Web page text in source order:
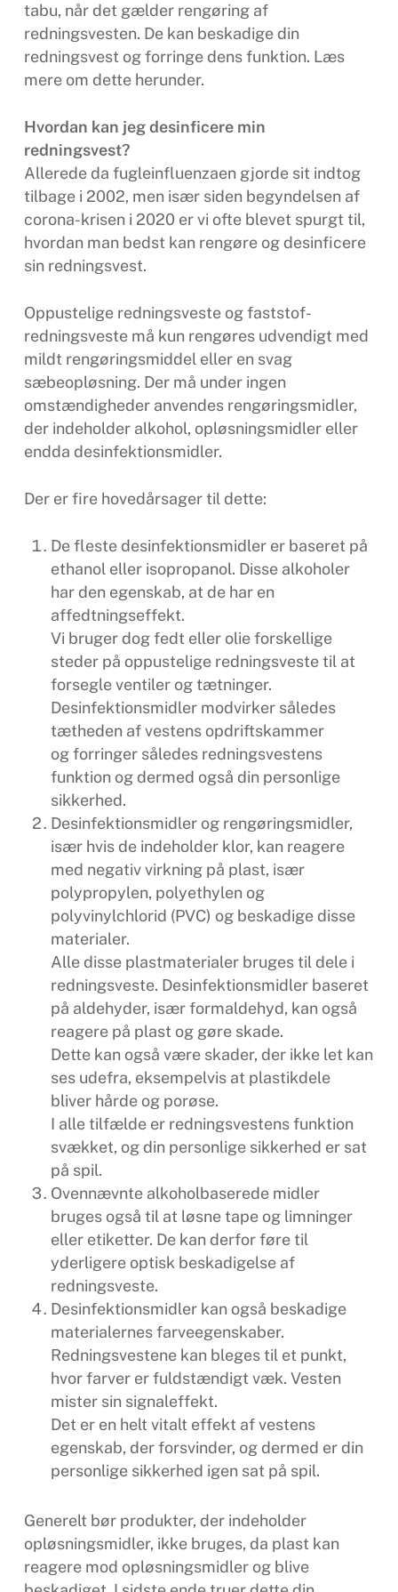
tabu, når det gælder rengøring af
redningsvesten. De kan beskadige din
redningsvest og forringe dens funktion. Læs
mere om dette herunder.
Hvordan kan jeg desinficere min
redningsvest?
Allerede da fugleinfluenzaen gjorde sit indtog
tilbage i 2002, men især siden begyndelsen af ​​
corona-krisen i 2020 er vi ofte blevet spurgt til,
hvordan man bedst kan rengøre og desinficere
sin redningsvest.
Oppustelige redningsveste og faststof-
redningsveste må kun rengøres udvendigt med
mildt rengøringsmiddel eller en svag
sæbeopløsning. Der må under ingen
omstændigheder anvendes rengøringsmidler,
der indeholder alkohol, opløsningsmidler eller
endda desinfektionsmidler.
Der er fire hovedårsager til dette:
De fleste desinfektionsmidler er baseret på
ethanol eller isopropanol. Disse alkoholer
har den egenskab, at de har en
affedtningseffekt.
Vi bruger dog fedt eller olie forskellige
steder på oppustelige redningsveste til at
forsegle ventiler og tætninger.
Desinfektionsmidler modvirker således
tætheden af ​​vestens opdriftskammer
og forringer således redningsvestens
funktion og dermed også din personlige
sikkerhed.
Desinfektionsmidler og rengøringsmidler,
især hvis de indeholder klor, kan reagere
med negativ virkning på plast, især
polypropylen, polyethylen og
polyvinylchlorid (PVC) og beskadige disse
materialer.
Alle disse plastmaterialer bruges til dele i
redningsveste. Desinfektionsmidler baseret
på aldehyder, især formaldehyd, kan også
reagere på plast og gøre skade.
Dette kan også være skader, der ikke let kan
ses udefra, eksempelvis at plastikdele
bliver hårde og porøse.
I alle tilfælde er redningsvestens funktion
svækket, og din personlige sikkerhed er sat
på spil.
Ovennævnte alkoholbaserede midler
bruges også til at løsne tape og limninger
eller etiketter. De kan derfor føre til
yderligere optisk beskadigelse af
redningsveste.
Desinfektionsmidler kan også beskadige
materialernes farveegenskaber.
Redningsvestene kan bleges til et punkt,
hvor farver er fuldstændigt væk. Vesten
mister sin signaleffekt.
Det er en helt vitalt effekt af vestens
egenskab, der forsvinder, og dermed er din
personlige sikkerhed igen sat på spil.
Generelt bør produkter, der indeholder
opløsningsmidler, ikke bruges, da plast kan
reagere mod opløsningsmidler og blive